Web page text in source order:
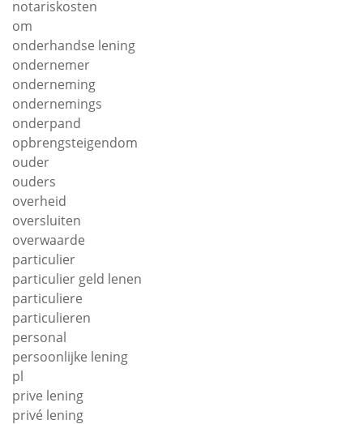
notariskosten
om
onderhandse lening
ondernemer
onderneming
ondernemings
onderpand
opbrengsteigendom
ouder
ouders
overheid
oversluiten
overwaarde
particulier
particulier geld lenen
particuliere
particulieren
personal
persoonlijke lening
pl
prive lening
privé lening